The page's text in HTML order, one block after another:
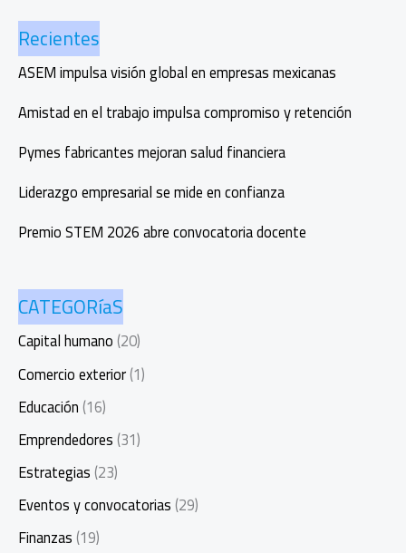
empresas
y
se
transforma
en
Avance
MiPyMe
Recientes
ASEM impulsa visión global en empresas mexicanas
Amistad en el trabajo impulsa compromiso y retención
Pymes fabricantes mejoran salud financiera
Liderazgo empresarial se mide en confianza
Premio STEM 2026 abre convocatoria docente
CATEGORíaS
Capital humano(20)
Comercio exterior(1)
Educación(16)
Emprendedores(31)
Estrategias(23)
Eventos y convocatorias(29)
Finanzas(19)